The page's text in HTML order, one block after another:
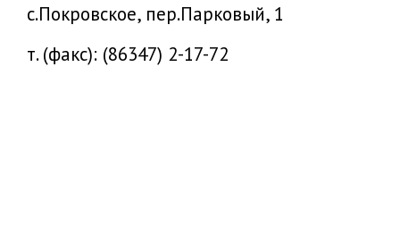
с.Покровское, пер.Парковый, 1
т. (факс): (86347) 2-17-72